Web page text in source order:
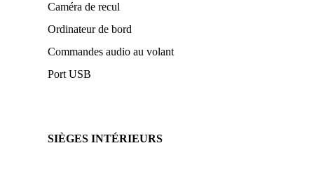
Caméra de recul
Ordinateur de bord
Commandes audio au volant
Port USB
SIÈGES INTÉRIEURS